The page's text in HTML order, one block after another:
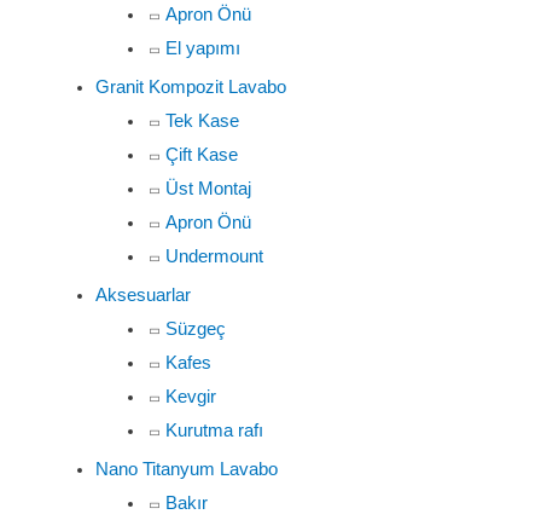
Apron Önü
El yapımı
Granit Kompozit Lavabo
Tek Kase
Çift Kase
Üst Montaj
Apron Önü
Undermount
Aksesuarlar
Süzgeç
Kafes
Kevgir
Kurutma rafı
Nano Titanyum Lavabo
Bakır